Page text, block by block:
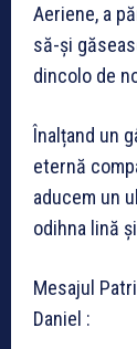
Aeriene, a
să-și
dincolo de
Înalțand un
eternă
aducem un
odihna lină
Mesajul
Daniel :